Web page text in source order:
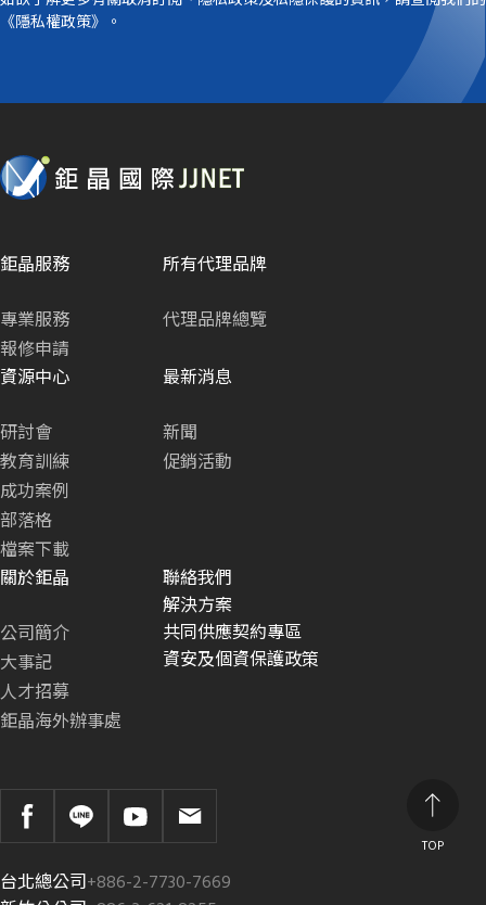
《隱私權政策》。
TOP
鉅晶服務
專業服務
報修申請
所有代理品牌
代理品牌總覽
資源中心
研討會
教育訓練
成功案例
部落格
檔案下載
最新消息
新聞
促銷活動
關於鉅晶
公司簡介
大事記
人才招募
鉅晶海外辦事處
聯絡我們
解決方案
共同供應契約專區
資安及個資保護政策
台北總公司+886-2-7730-7669